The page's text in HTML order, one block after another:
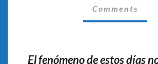
HUMO
Comments
El fenómeno de estos días